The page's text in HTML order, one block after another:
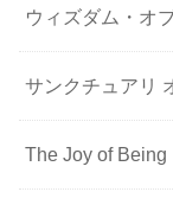
ウィズダム・オ
サンクチュアリ
The Joy of Being